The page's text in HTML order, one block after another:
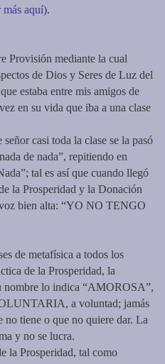
más aquí).
Provisión mediante la cual
de Dios y Seres de Luz del
estaba entre mis amigos de
en su vida que iba a una clase
casi toda la clase se la pasó
de nada”, repitiendo en
tal es así que cuando llegó
la Prosperidad y la Donación
bien alta: “YO NO TENGO
de metafísica a todos los
de la Prosperidad, la
nombre lo indica “AMOROSA”,
a voluntad; jamás
no tiene o que no quiere dar. La
y no se lucra.
la Prosperidad, tal como